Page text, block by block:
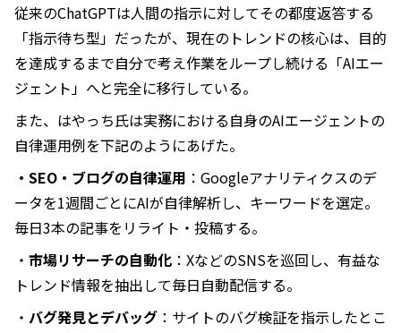
従来のChatGPTは人間の指示に対してその都度返答する
「指示待ち型」だったが、現在のトレンドの核心は、目的
を達成するまで自分で考え作業をループし続ける「AIエー
ジェント」へと完全に移行している。
また、はやっち氏は実務における自身のAIエージェントの
自律運用例を下記のようにあげた。
・SEO・ブログの自律運用 ：Googleアナリティクスのデ
ータを1週間ごとにAIが自律解析し、キーワードを選定。
毎日3本の記事をリライト・投稿する。
・ 市場リサーチの自動化 ：XなどのSNSを巡回し、有益な
トレンド情報を抽出して毎日自動配信する。
・ バグ発見とデバッグ ：サイトのバグ検証を指示したとこ